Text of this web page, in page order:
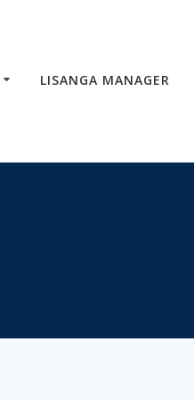
LISANGA MANAGER